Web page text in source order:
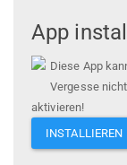
App
Diese App
Vergesse
aktivieren!
INSTALLIEREN